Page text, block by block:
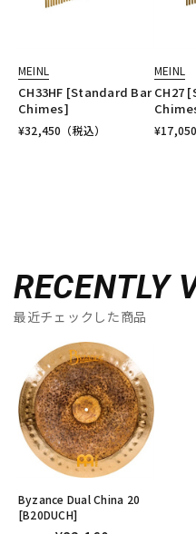
MEINL
CH33HF [Standard Bar
Chimes]
¥32,450 （税込）
MEINL
CH27
¥17,050
RECENTLY
最近チェックした商品
Byzance Dual China 20
[B20DUCH]